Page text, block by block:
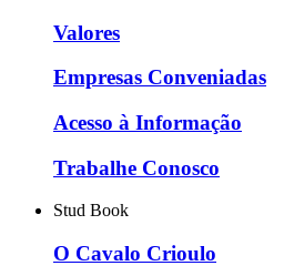
Valores
Empresas Conveniadas
Acesso à Informação
Trabalhe Conosco
Stud Book
O Cavalo Crioulo